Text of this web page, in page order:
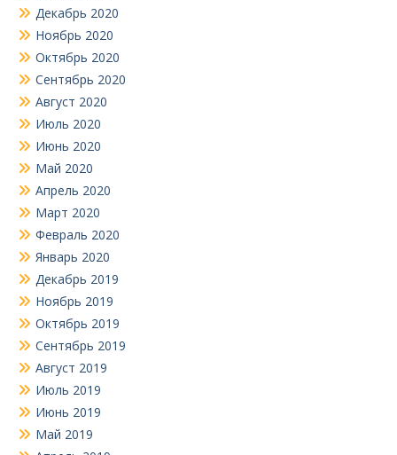
Декабрь 2020
Ноябрь 2020
Октябрь 2020
Сентябрь 2020
Август 2020
Июль 2020
Июнь 2020
Май 2020
Апрель 2020
Март 2020
Февраль 2020
Январь 2020
Декабрь 2019
Ноябрь 2019
Октябрь 2019
Сентябрь 2019
Август 2019
Июль 2019
Июнь 2019
Май 2019